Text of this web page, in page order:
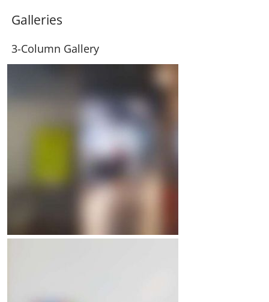
Galleries
3-Column Gallery